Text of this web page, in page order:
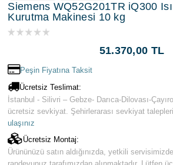
Siemens WQ52G201TR iQ300
Kurutma Makinesi 10 kg
51.370,00 TL
Peşin Fiyatına Taksit
Ücretsiz Teslimat:
İstanbul - Silivri – Gebze- Darıca-Dilovası-
ücretsiz sevkiyat. Şehirlerarası sevkiyat
ulaşınız
Ücretsiz Montaj:
Ürününüzü satın aldığınızda, yetkili